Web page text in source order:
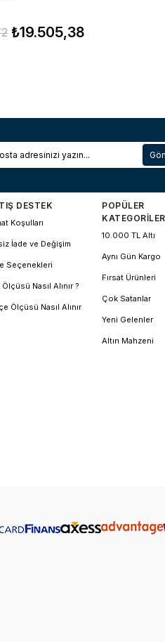
₺19.505,38
DESTEK
Koşulları
İade ve Değişim
Seçenekleri
Nasıl Alınır ?
Ölçüsü Nasıl Alınır
POPÜLER
KATEGORİLER
10.000 TL Altı
Aynı Gün Kargo
Fırsat Ürünleri
Çok Satanlar
Yeni Gelenler
Altın Mahzeni